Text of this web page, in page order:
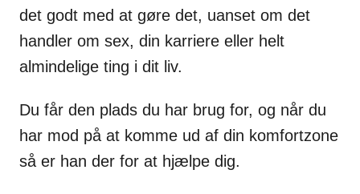
det godt med at gøre det, uanset om det
handler om sex, din karriere eller helt
almindelige ting i dit liv.
Du får den plads du har brug for, og når du
har mod på at komme ud af din komfortzone
så er han der for at hjælpe dig.